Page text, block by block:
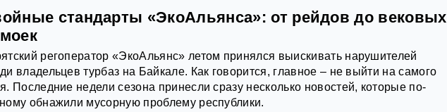
стандарты «ЭкоАльянса»: от рейдов до вековых
регоператор «ЭкоАльянс» летом принялся выискивать нарушителей
владельцев турбаз на Байкале. Как говорится, главное – не выйти на самого
Последние недели сезона принесли сразу несколько новостей, которые по-
обнажили мусорную проблему республики.